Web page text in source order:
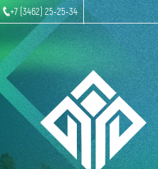
+7 (3462) 25-25-34